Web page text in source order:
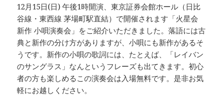
12月15日(日) 午後1時開演、東京証券会館ホール（日比
谷線・東西線 茅場町駅直結）で開催されます「火星会
新作 小唄演奏会」をご紹介いただきました。落語には古
典と新作の分け方がありますが、小唄にも新作があるそ
うです。新作の小唄の歌詞には、たとえば、「レイバン
のサングラス」なんというフレーズも出てきます。初心
者の方も楽しめるこの演奏会は入場無料です。是非お気
軽にお越しください。